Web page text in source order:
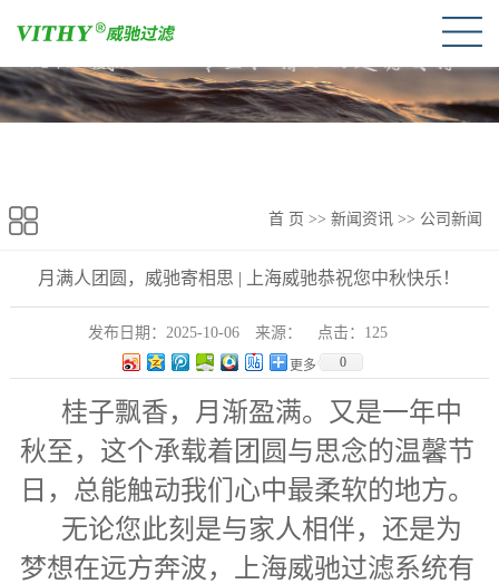
首 页 >> 新闻资讯 >> 公司新闻
月满人团圆，威驰寄相思 | 上海威驰恭祝您中秋快乐！
发布日期：2025-10-06 来源： 点击： 125
更多 0
桂子飘香，月渐盈满。又是一年中
秋至，这个承载着团圆与思念的温馨节
日，总能触动我们心中最柔软的地方。
无论您此刻是与家人相伴，还是为
梦想在远方奔波，上海威驰过滤系统有